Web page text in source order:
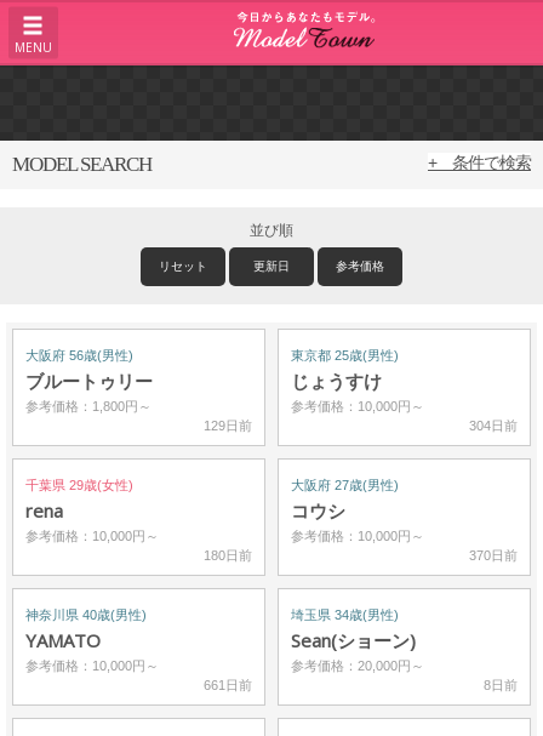
MENU
MODEL SEARCH + 条件で検索
並び順
リセット 更新日 参考価格
大阪府 56歳(男性)
ブルートゥリー
参考価格：1,800円～
129日前
東京都 25歳(男性)
じょうすけ
参考価格：10,000円～
304日前
千葉県 29歳(女性)
rena
参考価格：10,000円～
180日前
大阪府 27歳(男性)
コウシ
参考価格：10,000円～
370日前
神奈川県 40歳(男性)
YAMATO
参考価格：10,000円～
661日前
埼玉県 34歳(男性)
Sean(ショーン)
参考価格：20,000円～
8日前